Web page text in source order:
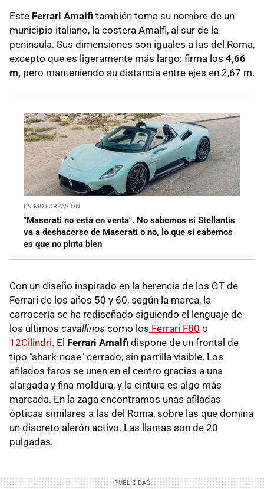
Este Ferrari Amalfi también toma su nombre de un
municipio italiano, la costera Amalfi, al sur de la
península. Sus dimensiones son iguales a las del Roma,
excepto que es ligeramente más largo: firma los 4,66
m, pero manteniendo su distancia entre ejes en 2,67 m.
EN MOTORPASIÓN
"Maserati no está en venta". No sabemos si Stellantis
va a deshacerse de Maserati o no, lo que sí sabemos
es que no pinta bien
Con un diseño inspirado en la herencia de los GT de
Ferrari de los años 50 y 60, según la marca, la
carrocería se ha rediseñado siguiendo el lenguaje de
los últimos cavallinos como los Ferrari F80 o
12Cilindri. El Ferrari Amalfi dispone de un frontal de
tipo "shark-nose" cerrado, sin parrilla visible. Los
afilados faros se unen en el centro gracias a una
alargada y fina moldura, y la cintura es algo más
marcada. En la zaga encontramos unas afiladas
ópticas similares a las del Roma, sobre las que domina
un discreto alerón activo. Las llantas son de 20
pulgadas.